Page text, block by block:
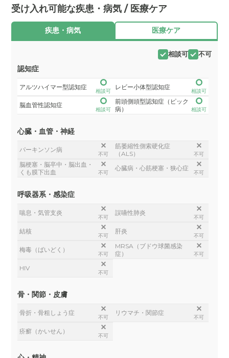
受け入れ可能な疾患・病気 / 医療ケア
疾患・病気 医療ケア
相談可 不可
認知症
アルツハイマー型認知症
相談可
レビー小体型認知症
相談可
脳血管性認知症
相談可
前頭側頭型認知症（ピック
病）
相談可
心臓・血管・神経
パーキンソン病
不可
筋萎縮性側索硬化症
（ALS）
不可
脳梗塞・脳卒中・脳出血・
くも膜下出血
不可
心臓病・心筋梗塞・狭心症
不可
呼吸器系・感染症
喘息・気管支炎
不可
誤嚥性肺炎
不可
結核
不可
肝炎
不可
梅毒（ばいどく）
不可
MRSA（ブドウ球菌感染
症）
不可
HIV
不可
骨・関節・皮膚
骨折・骨粗しょう症
不可
リウマチ・関節症
不可
疥癬（かいせん）
不可